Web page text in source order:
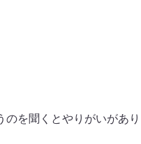
を聞くとやりがいがあり